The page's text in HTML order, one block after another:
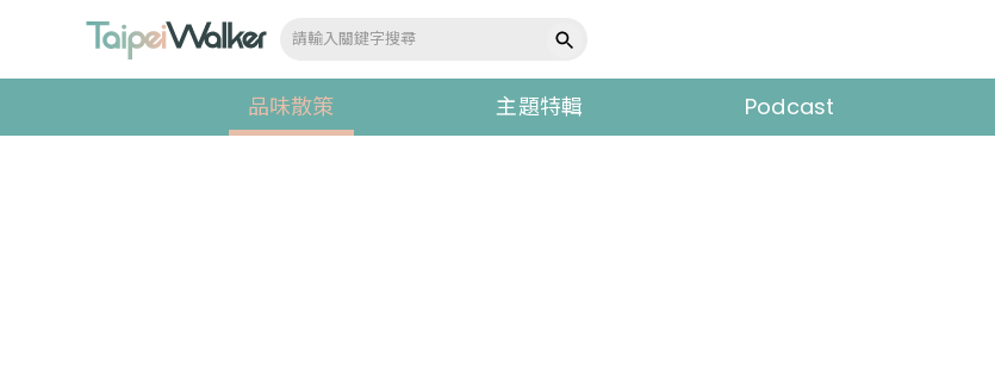
品味散策 主題特輯 Podcast